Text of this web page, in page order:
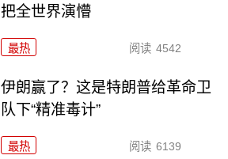
把全世界演懵
最热 阅读 4542
伊朗赢了？这是特朗普给革命卫
队下“精准毒计”
最热 阅读 6139